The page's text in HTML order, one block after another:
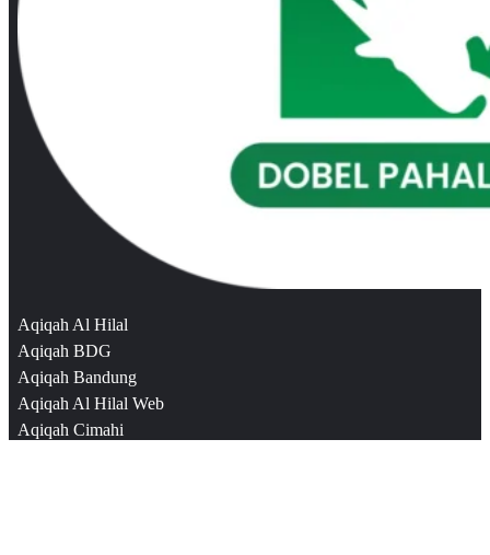
Aqiqah Al Hilal
Aqiqah BDG
Aqiqah Bandung
Aqiqah Al Hilal Web
Aqiqah Cimahi